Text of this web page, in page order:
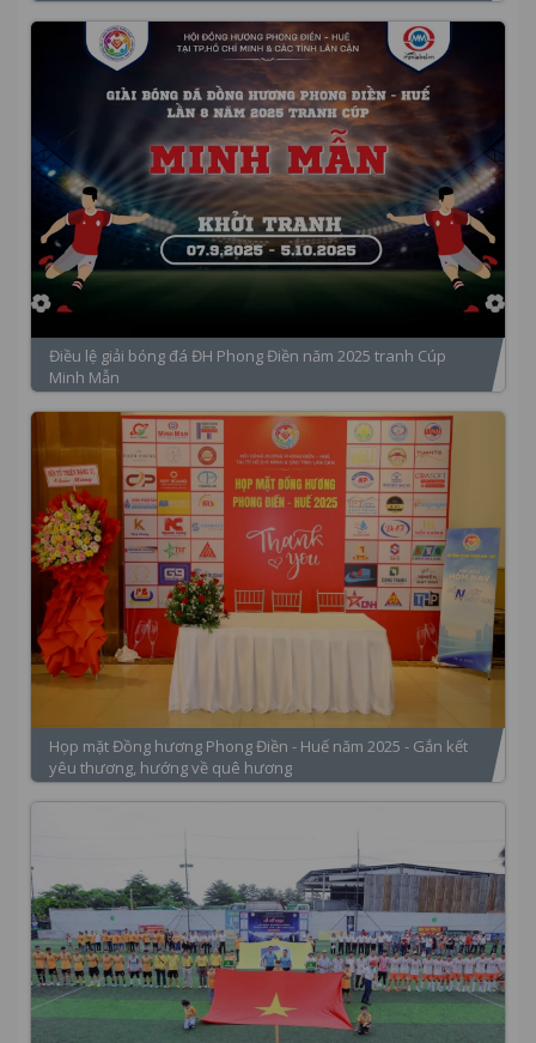
Điều lệ giải bóng đá ĐH Phong Điền năm 2025 tranh Cúp
Minh Mẫn
Họp mặt Đồng hương Phong Điền - Huế năm 2025 - Gắn kết
yêu thương, hướng về quê hương